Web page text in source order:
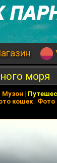
моря
Музон |
кошек| Фото